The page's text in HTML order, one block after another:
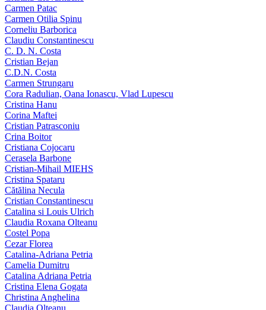
Carmen Patac
Carmen Otilia Spinu
Corneliu Barborica
Claudiu Constantinescu
C. D. N. Costa
Cristian Bejan
C.D.N. Costa
Carmen Strungaru
Cora Radulian, Oana Ionascu, Vlad Lupescu
Cristina Hanu
Corina Maftei
Cristian Patrasconiu
Crina Boitor
Cristiana Cojocaru
Cerasela Barbone
Cristian-Mihail MIEHS
Cristina Spataru
Cătălina Necula
Cristian Constantinescu
Catalina si Louis Ulrich
Claudia Roxana Olteanu
Costel Popa
Cezar Florea
Catalina-Adriana Petria
Camelia Dumitru
Catalina Adriana Petria
Cristina Elena Gogata
Christina Anghelina